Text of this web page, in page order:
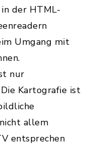
der HTML-
Umgang mit
nur
Kartografie ist
allem
entsprechen